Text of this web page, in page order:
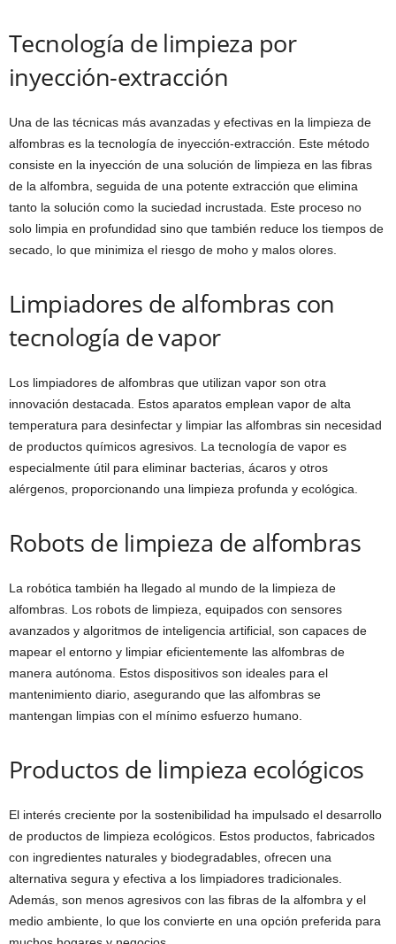
Tecnología de limpieza por
inyección-extracción
Una de las técnicas más avanzadas y efectivas en la limpieza de
alfombras es la tecnología de inyección-extracción. Este método
consiste en la inyección de una solución de limpieza en las fibras
de la alfombra, seguida de una potente extracción que elimina
tanto la solución como la suciedad incrustada. Este proceso no
solo limpia en profundidad sino que también reduce los tiempos de
secado, lo que minimiza el riesgo de moho y malos olores.
Limpiadores de alfombras con
tecnología de vapor
Los limpiadores de alfombras que utilizan vapor son otra
innovación destacada. Estos aparatos emplean vapor de alta
temperatura para desinfectar y limpiar las alfombras sin necesidad
de productos químicos agresivos. La tecnología de vapor es
especialmente útil para eliminar bacterias, ácaros y otros
alérgenos, proporcionando una limpieza profunda y ecológica.
Robots de limpieza de alfombras
La robótica también ha llegado al mundo de la limpieza de
alfombras. Los robots de limpieza, equipados con sensores
avanzados y algoritmos de inteligencia artificial, son capaces de
mapear el entorno y limpiar eficientemente las alfombras de
manera autónoma. Estos dispositivos son ideales para el
mantenimiento diario, asegurando que las alfombras se
mantengan limpias con el mínimo esfuerzo humano.
Productos de limpieza ecológicos
El interés creciente por la sostenibilidad ha impulsado el desarrollo
de productos de limpieza ecológicos. Estos productos, fabricados
con ingredientes naturales y biodegradables, ofrecen una
alternativa segura y efectiva a los limpiadores tradicionales.
Además, son menos agresivos con las fibras de la alfombra y el
medio ambiente, lo que los convierte en una opción preferida para